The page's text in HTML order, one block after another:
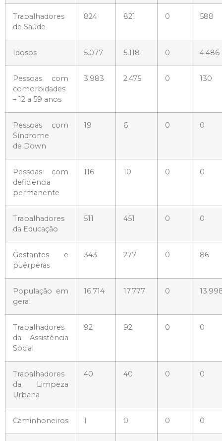
Trabalhadores
de Saúde
824 821 0 588
Idosos 5.077 5.118 0 4.486
Pessoas com
comorbidades
– 12 a 59 anos
3.983 2.475 0 130
Pessoas com
Síndrome
de Down
19 6 0 0
Pessoas com
deficiência
permanente
116 10 0 0
Trabalhadores
da Educação
511 451 0 0
Gestantes e
puérperas
343 277 0 86
População em
geral
16.714 17.777 0
Trabalhadores
da Assistência
Social
92 92 0 0
Trabalhadores
da Limpeza
Urbana
40 40 0 0
Caminhoneiros 1 0 0 0